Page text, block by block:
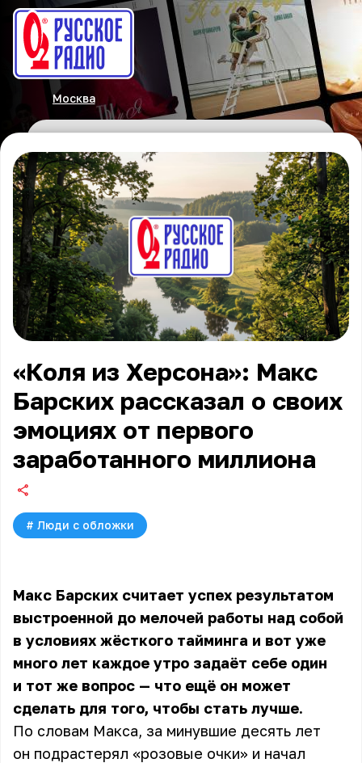
Москва
«Коля из Херсона»: Макс
Барских рассказал о своих
эмоциях от первого
заработанного миллиона
# Люди с обложки
Макс Барских считает успех результатом
выстроенной до мелочей работы над собой
в условиях жёсткого тайминга и вот уже
много лет каждое утро задаёт себе один
и тот же вопрос — что ещё он может
сделать для того, чтобы стать лучше.
По словам Макса, за минувшие десять лет
он подрастерял «розовые очки» и начал